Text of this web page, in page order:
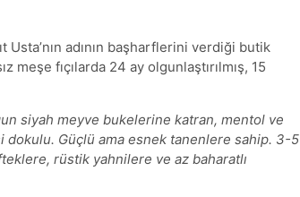
Usta’nın adının başharflerini verdiği butik
meşe fıçılarda 24 ay olgunlaştırılmış, 15
siyah meyve bukelerine katran, mentol ve
dokulu. Güçlü ama esnek tanenlere sahip. 3-5
rüstik yahnilere ve az baharatlı